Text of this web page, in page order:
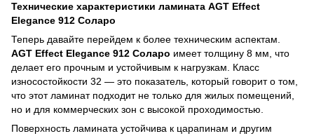
Технические характеристики ламината AGT Effect
Elegance 912 Соларо
Теперь давайте перейдем к более техническим аспектам.
AGT Effect Elegance 912 Соларо имеет толщину 8 мм, что
делает его прочным и устойчивым к нагрузкам. Класс
износостойкости 32 — это показатель, который говорит о том,
что этот ламинат подходит не только для жилых помещений,
но и для коммерческих зон с высокой проходимостью.
Поверхность ламината устойчива к царапинам и другим